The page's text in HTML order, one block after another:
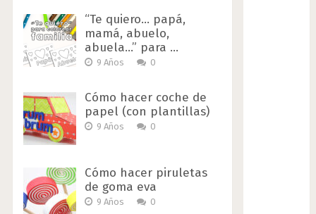
“Te quiero… papá,
mamá, abuelo,
abuela…” para …
9 Años 0
Cómo hacer coche de
papel (con plantillas)
9 Años 0
Cómo hacer piruletas
de goma eva
9 Años 0